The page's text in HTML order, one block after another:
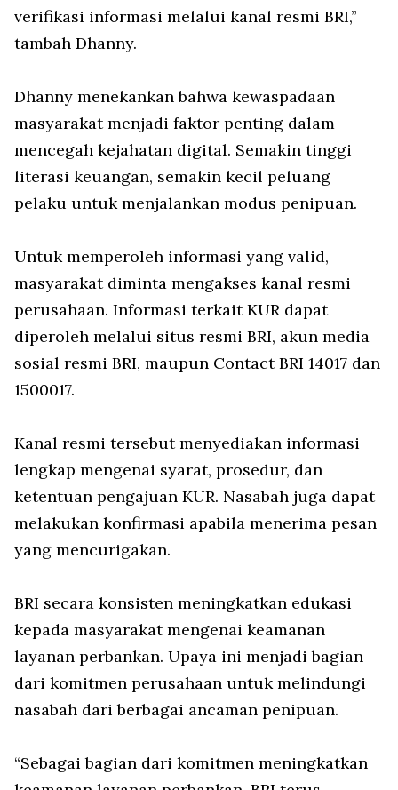
verifikasi informasi melalui kanal resmi BRI,”
tambah Dhanny.
Dhanny menekankan bahwa kewaspadaan
masyarakat menjadi faktor penting dalam
mencegah kejahatan digital. Semakin tinggi
literasi keuangan, semakin kecil peluang
pelaku untuk menjalankan modus penipuan.
Untuk memperoleh informasi yang valid,
masyarakat diminta mengakses kanal resmi
perusahaan. Informasi terkait KUR dapat
diperoleh melalui situs resmi BRI, akun media
sosial resmi BRI, maupun Contact BRI 14017 dan
1500017.
Kanal resmi tersebut menyediakan informasi
lengkap mengenai syarat, prosedur, dan
ketentuan pengajuan KUR. Nasabah juga dapat
melakukan konfirmasi apabila menerima pesan
yang mencurigakan.
BRI secara konsisten meningkatkan edukasi
kepada masyarakat mengenai keamanan
layanan perbankan. Upaya ini menjadi bagian
dari komitmen perusahaan untuk melindungi
nasabah dari berbagai ancaman penipuan.
“Sebagai bagian dari komitmen meningkatkan